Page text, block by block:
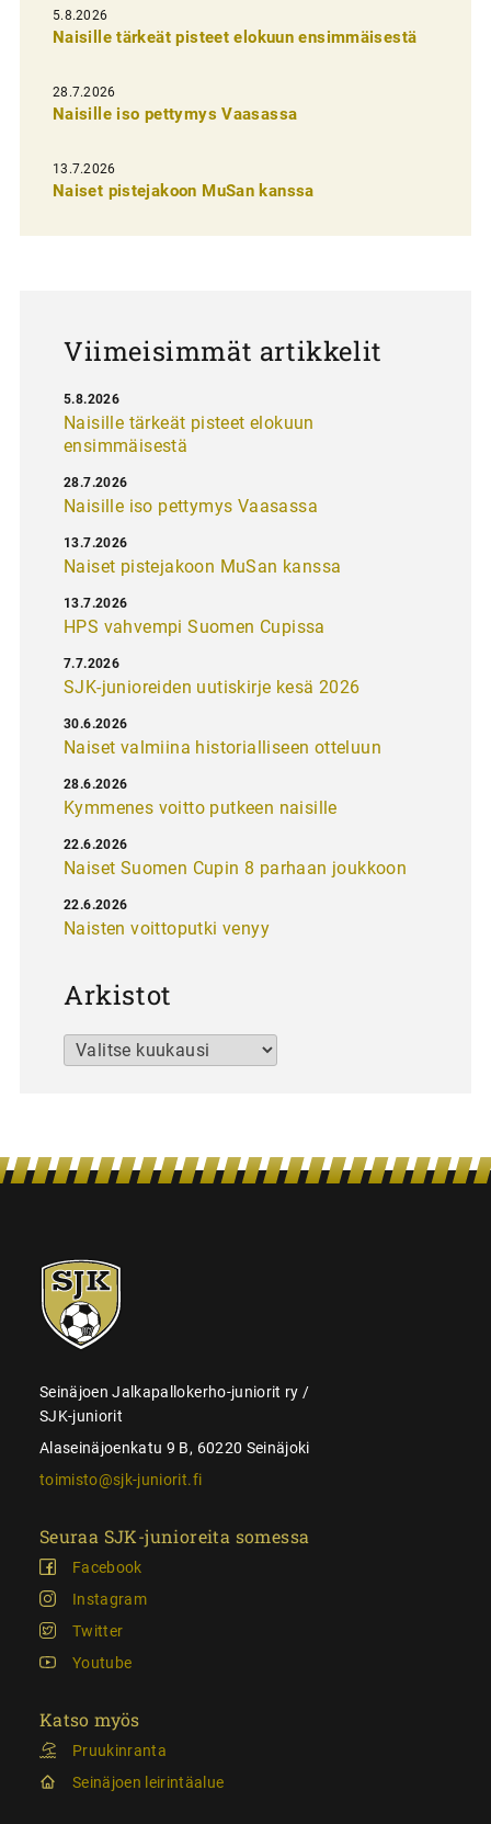
i
e
n
s
e
l
5.8.2026
Naisille tärkeät pisteet elokuun ensimmäisestä
28.7.2026
Naisille iso pettymys Vaasassa
13.7.2026
Naiset pistejakoon MuSan kanssa
Viimeisimmät artikkelit
Naisille tärkeät pisteet elokuun
ensimmäisestä
5.8.2026
Naisille iso pettymys Vaasassa
28.7.2026
Naiset pistejakoon MuSan kanssa
13.7.2026
HPS vahvempi Suomen Cupissa
13.7.2026
SJK-junioreiden uutiskirje kesä 2026
7.7.2026
Naiset valmiina historialliseen otteluun
30.6.2026
Kymmenes voitto putkeen naisille
28.6.2026
Naiset Suomen Cupin 8 parhaan joukkoon
22.6.2026
Naisten voittoputki venyy
22.6.2026
Arkistot
Arkistot
SJK-
juniorit
Seinäjoen Jalkapallokerho-juniorit ry /
SJK-juniorit
Alaseinäjoenkatu 9 B, 60220 Seinäjoki
toimisto@sjk-juniorit.fi
Seuraa SJK-junioreita somessa
Facebook
Instagram
Twitter
Youtube
Katso myös
Pruukinranta
Seinäjoen leirintäalue